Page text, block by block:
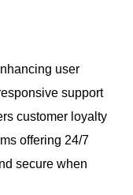
user
support
customer loyalty
offering 24/7
secure when